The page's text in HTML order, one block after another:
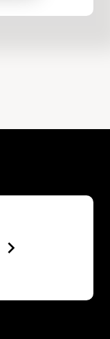
keyboard_arrow_right